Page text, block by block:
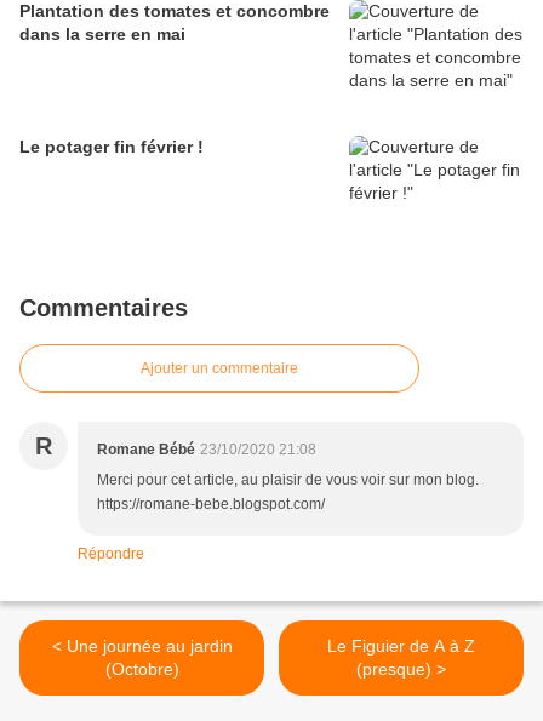
Plantation des tomates et concombre
dans la serre en mai
Le potager fin février !
Commentaires
Ajouter un commentaire
R Romane Bébé 23/10/2020 21:08
Merci pour cet article, au plaisir de vous voir sur mon blog.
https://romane-bebe.blogspot.com/
Répondre
< Une journée au jardin
(Octobre)
Le Figuier de A à Z
(presque) >